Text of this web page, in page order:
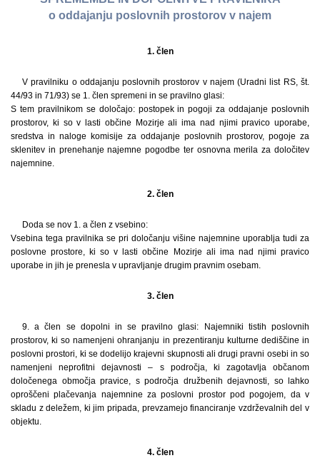
o oddajanju poslovnih prostorov v najem
1. člen
V pravilniku o oddajanju poslovnih prostorov v najem (Uradni list RS, št.
44/93 in 71/93) se 1. člen spremeni in se pravilno glasi:
S tem pravilnikom se določajo: postopek in pogoji za oddajanje poslovnih
prostorov, ki so v lasti občine Mozirje ali ima nad njimi pravico uporabe,
sredstva in naloge komisije za oddajanje poslovnih prostorov, pogoje za
sklenitev in prenehanje najemne pogodbe ter osnovna merila za določitev
najemnine.
2. člen
Doda se nov 1. a člen z vsebino:
Vsebina tega pravilnika se pri določanju višine najemnine uporablja tudi za
poslovne prostore, ki so v lasti občine Mozirje ali ima nad njimi pravico
uporabe in jih je prenesla v upravljanje drugim pravnim osebam.
3. člen
9. a člen se dopolni in se pravilno glasi: Najemniki tistih poslovnih
prostorov, ki so namenjeni ohranjanju in prezentiranju kulturne dediščine in
poslovni prostori, ki se dodelijo krajevni skupnosti ali drugi pravni osebi in so
namenjeni neprofitni dejavnosti – s področja, ki zagotavlja občanom
določenega območja pravice, s področja družbenih dejavnosti, so lahko
oproščeni plačevanja najemnine za poslovni prostor pod pogojem, da v
skladu z deležem, ki jim pripada, prevzamejo financiranje vzdrževalnih del v
objektu.
4. člen